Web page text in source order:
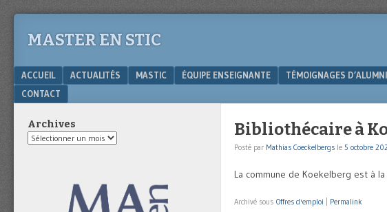
MASTER EN STIC
Menu
SKIP TO CONTENT
ACCUEIL ACTUALITÉS MASTIC ÉQUIPE ENSEIGNANTE TÉMOIGNAGES D’ALUMNI
CONTACT
Bibliothécaire à
Posté par Mathias Coeckelbergs le 5 octobre
La commune de Koekelberg est à
Archivé sous Offres d'emploi Permalink
Archives
Archives